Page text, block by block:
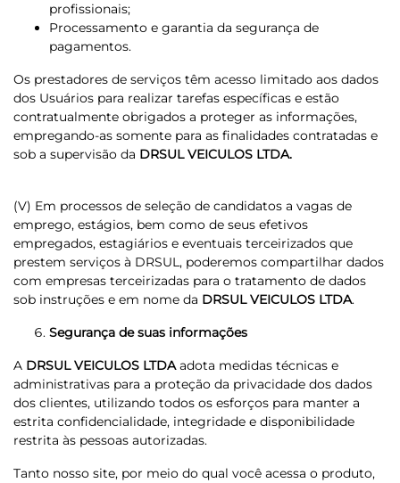
profissionais;
Processamento e garantia da segurança de
pagamentos.
Os prestadores de serviços têm acesso limitado aos dados
dos Usuários para realizar tarefas específicas e estão
contratualmente obrigados a proteger as informações,
empregando-as somente para as finalidades contratadas e
sob a supervisão da DRSUL VEICULOS LTDA.
(V) Em processos de seleção de candidatos a vagas de
emprego, estágios, bem como de seus efetivos
empregados, estagiários e eventuais terceirizados que
prestem serviços à DRSUL, poderemos compartilhar dados
com empresas terceirizadas para o tratamento de dados
sob instruções e em nome da DRSUL VEICULOS LTDA.
Segurança de suas informações
A DRSUL VEICULOS LTDAadota medidas técnicas e
administrativas para a proteção da privacidade dos dados
dos clientes, utilizando todos os esforços para manter a
estrita confidencialidade, integridade e disponibilidade
restrita às pessoas autorizadas.
Tanto nosso site, por meio do qual você acessa o produto,